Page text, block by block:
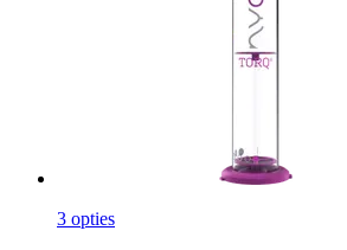
3 opties